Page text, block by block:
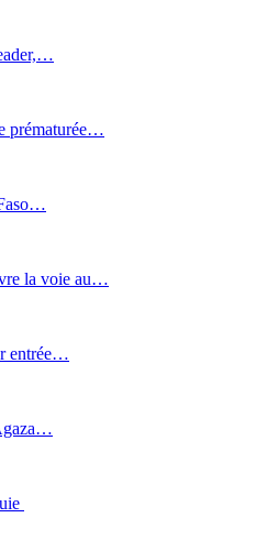
prématurée…
la voie au…
entrée…